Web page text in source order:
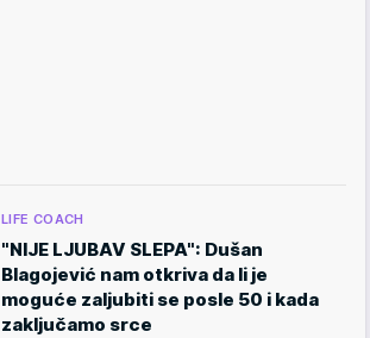
LIFE COACH
"NIJE LJUBAV SLEPA": Dušan
Blagojević nam otkriva da li je
moguće zaljubiti se posle 50 i kada
zaključamo srce